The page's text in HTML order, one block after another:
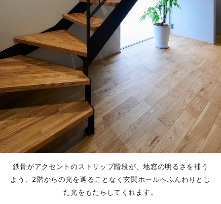
鉄骨がアクセントのストリップ階段が、地窓の明るさを補う
よう、2階からの光を遮ることなく玄関ホールへふんわりとし
た光をもたらしてくれます。